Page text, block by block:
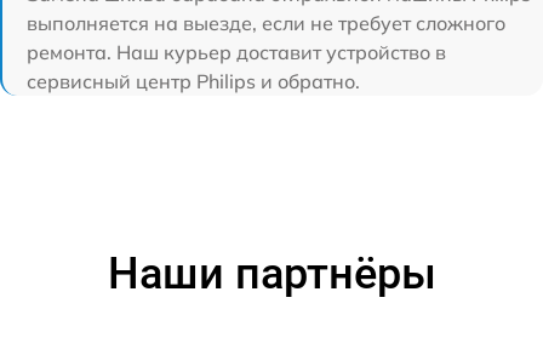
выполняется на выезде, если не требует сложного
ремонта. Наш курьер доставит устройство в
сервисный центр Philips и обратно.
Наши партнёры